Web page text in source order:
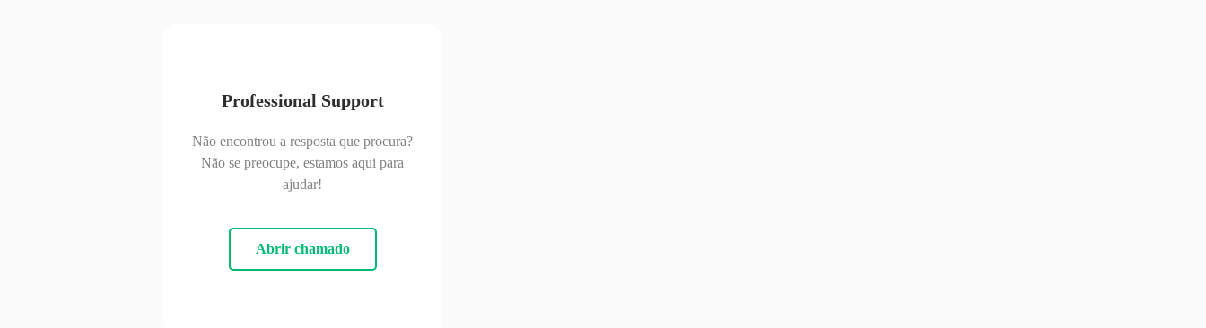
Professional Support
Não encontrou a resposta que procura?
Não se preocupe, estamos aqui para
ajudar!
Abrir chamado